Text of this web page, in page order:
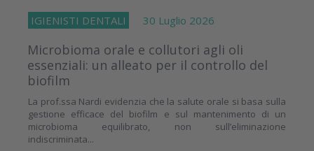
IGIENISTI DENTALI 30 Luglio 2026
Microbioma orale e collutori agli oli
essenziali: un alleato per il controllo del
biofilm
La prof.ssa Nardi evidenzia che la salute orale si basa sulla
gestione efficace del biofilm e sul mantenimento di un
microbioma equilibrato, non sull’eliminazione
indiscriminata...